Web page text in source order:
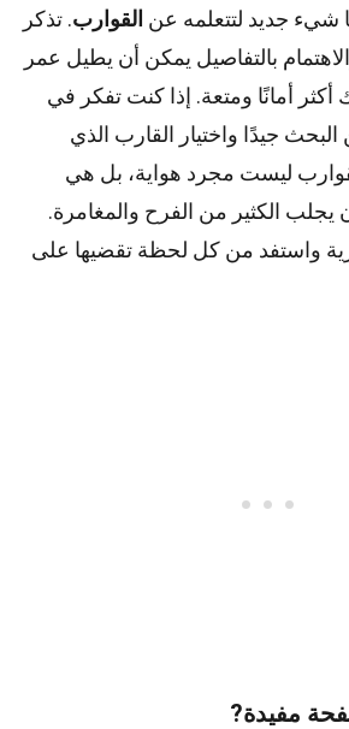
شيء جديد لتتعلمه عن القوارب. تذكر
بالتفاصيل يمكن أن يطيل عمر
أمانًا ومتعة. إذا كنت تفكر في
جيدًا واختيار القارب الذي
ليست مجرد هواية، بل هي
يجلب الكثير من الفرح والمغامرة.
واستفد من كل لحظة تقضيها على
مفيدة?